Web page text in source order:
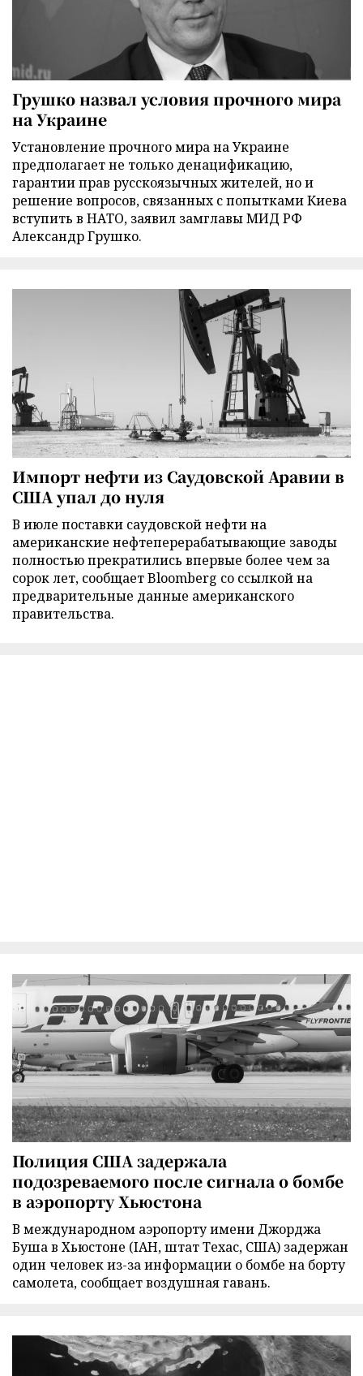
Грушко назвал условия прочного мира
на Украине
Установление прочного мира на Украине
предполагает не только денацификацию,
гарантии прав русскоязычных жителей, но и
решение вопросов, связанных с попытками Киева
вступить в НАТО, заявил замглавы МИД РФ
Александр Грушко.
Импорт нефти из Саудовской Аравии в
США упал до нуля
В июле поставки саудовской нефти на
американские нефтеперерабатывающие заводы
полностью прекратились впервые более чем за
сорок лет, сообщает Bloomberg со ссылкой на
предварительные данные американского
правительства.
Полиция США задержала
подозреваемого после сигнала о бомбе
в аэропорту Хьюстона
В международном аэропорту имени Джорджа
Буша в Хьюстоне (IAH, штат Техас, США) задержан
один человек из-за информации о бомбе на борту
самолета, сообщает воздушная гавань.